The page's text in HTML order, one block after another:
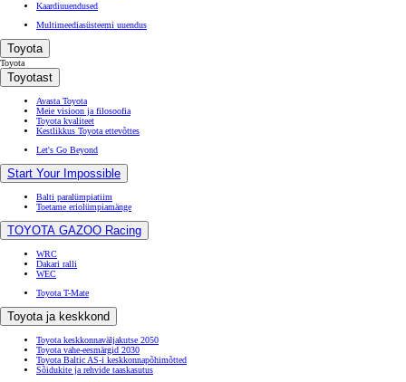
Kaardiuuendused
Multimeediasüsteemi uuendus
Toyota
Toyota
Toyotast
Avasta Toyota
Meie visioon ja filosoofia
Toyota kvaliteet
Kestlikkus Toyota ettevõttes
Let's Go Beyond
Start Your Impossible
Balti paralümpiatiim
Toetame eriolümpiamänge
TOYOTA GAZOO Racing
WRC
Dakari ralli
WEC
Toyota T-Mate
Toyota ja keskkond
Toyota keskkonnaväljakutse 2050
Toyota vahe-eesmärgid 2030
Toyota Baltic AS-i keskkonnapõhimõtted
Sõidukite ja rehvide taaskasutus